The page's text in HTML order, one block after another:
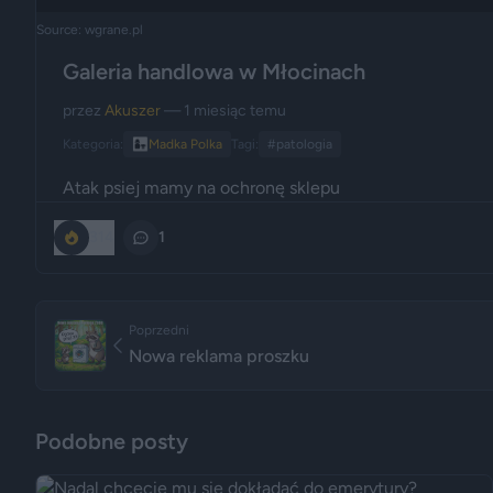
Source: wgrane.pl
Galeria handlowa w Młocinach
przez Akuszer— 1 miesiąc temu
Kategoria: 👩‍👧 Madka Polka Tagi: #patologia
Atak psiej mamy na ochronę sklepu
1
Poprzedni
Nowa reklama proszku
Podobne posty